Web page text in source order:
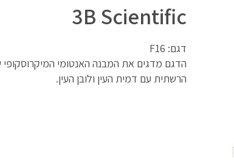
3B Scientific
דגם: F16
הדגם מדגים את המבנה האנטומי
הרשתית עם דמית העין ולובן העין.